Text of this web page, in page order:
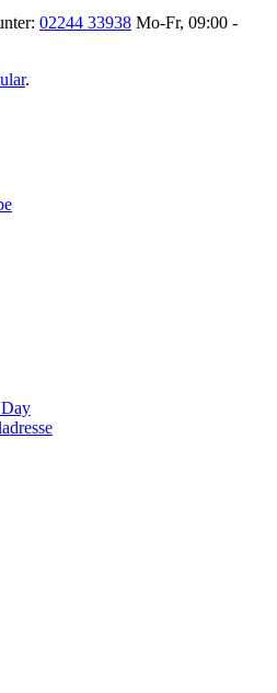
02244 33938 Mo-Fr, 09:00 -
.